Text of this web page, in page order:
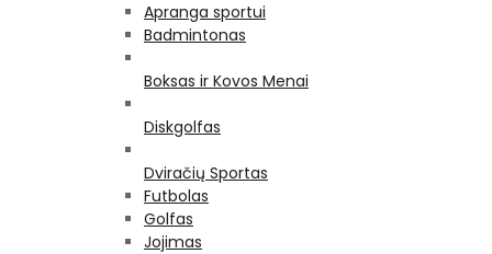
Apranga sportui
Badmintonas
Boksas ir Kovos Menai
Diskgolfas
Dviračių Sportas
Futbolas
Golfas
Jojimas